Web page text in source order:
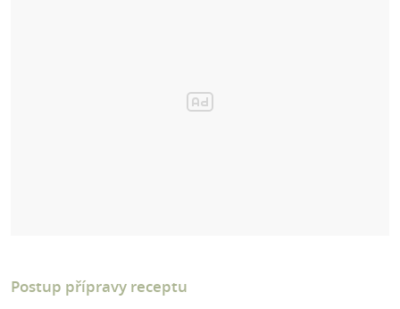
Postup přípravy receptu